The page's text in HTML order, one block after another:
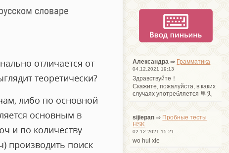
словаре
отличается от
теоретически?
либо по основной
основным в
и по количеству
производить поиск
Александра ⇒ Грамматика
04.12.2021 19:13
Здравствуйте！
Cкажите, пожалуйста, в каких
случаях употребляется 里头
sijiepan ⇒ Пробные тесты
HSK
02.12.2021 15:21
wo hui xie